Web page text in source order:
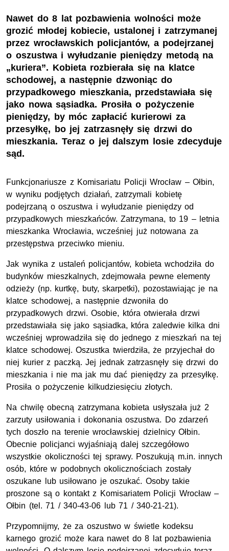
Nawet do 8 lat pozbawienia wolności może
grozić młodej kobiecie, ustalonej i zatrzymanej
przez wrocławskich policjantów, a podejrzanej
o oszustwa i wyłudzanie pieniędzy metodą na
„kuriera”. Kobieta rozbierała się na klatce
schodowej, a następnie dzwoniąc do
przypadkowego mieszkania, przedstawiała się
jako nowa sąsiadka. Prosiła o pożyczenie
pieniędzy, by móc zapłacić kurierowi za
przesyłkę, bo jej zatrzasnęły się drzwi do
mieszkania. Teraz o jej dalszym losie zdecyduje
sąd.
Funkcjonariusze z Komisariatu Policji Wrocław – Ołbin,
w wyniku podjętych działań, zatrzymali kobietę
podejrzaną o oszustwa i wyłudzanie pieniędzy od
przypadkowych mieszkańców. Zatrzymana, to 19 – letnia
mieszkanka Wrocławia, wcześniej już notowana za
przestępstwa przeciwko mieniu.
Jak wynika z ustaleń policjantów, kobieta wchodziła do
budynków mieszkalnych, zdejmowała pewne elementy
odzieży (np. kurtkę, buty, skarpetki), pozostawiając je na
klatce schodowej, a następnie dzwoniła do
przypadkowych drzwi. Osobie, która otwierała drzwi
przedstawiała się jako sąsiadka, która zaledwie kilka dni
wcześniej wprowadziła się do jednego z mieszkań na tej
klatce schodowej. Oszustka twierdziła, że przyjechał do
niej kurier z paczką. Jej jednak zatrzasnęły się drzwi do
mieszkania i nie ma jak mu dać pieniędzy za przesyłkę.
Prosiła o pożyczenie kilkudziesięciu złotych.
Na chwilę obecną zatrzymana kobieta usłyszała już 2
zarzuty usiłowania i dokonania oszustwa. Do zdarzeń
tych doszło na terenie wrocławskiej dzielnicy Ołbin.
Obecnie policjanci wyjaśniają dalej szczegółowo
wszystkie okoliczności tej sprawy. Poszukują m.in. innych
osób, które w podobnych okolicznościach zostały
oszukane lub usiłowano je oszukać. Osoby takie
proszone są o kontakt z Komisariatem Policji Wrocław –
Ołbin (tel. 71 / 340-43-06 lub 71 / 340-21-21).
Przypomnijmy, że za oszustwo w świetle kodeksu
karnego grozić może kara nawet do 8 lat pozbawienia